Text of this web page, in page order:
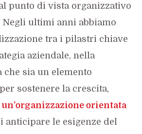
punto di vista organizzativo
Negli ultimi anni abbiamo
tra i pilastri chiave
aziendale, nella
che sia un elemento
sostenere la crescita,
orientata
anticipare le esigenze del